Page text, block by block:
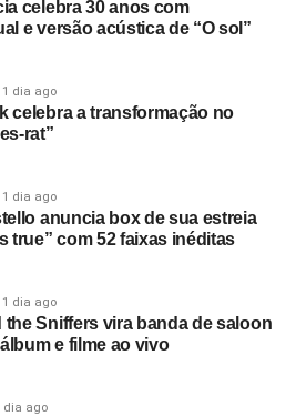
celebra 30 anos com
e versão acústica de “O sol”
1 dia ago
celebra a transformação no
rat”
1 dia ago
anuncia box de sua estreia
true” com 52 faixas inéditas
1 dia ago
the Sniffers vira banda de saloon
e filme ao vivo
dia ago